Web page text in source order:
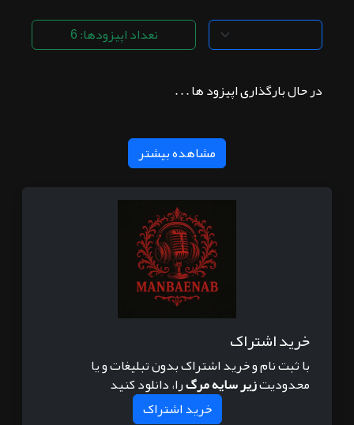
تعداد اپیزودها: 6
در حال بارگذاری اپیزود ها . . .
مشاهده بیشتر
خرید اشتراک
با ثبت نام و خرید اشتراک بدون تبلیغات و یا
محدودیتزیر سایه مرگرا، دانلود کنید
خرید اشتراک